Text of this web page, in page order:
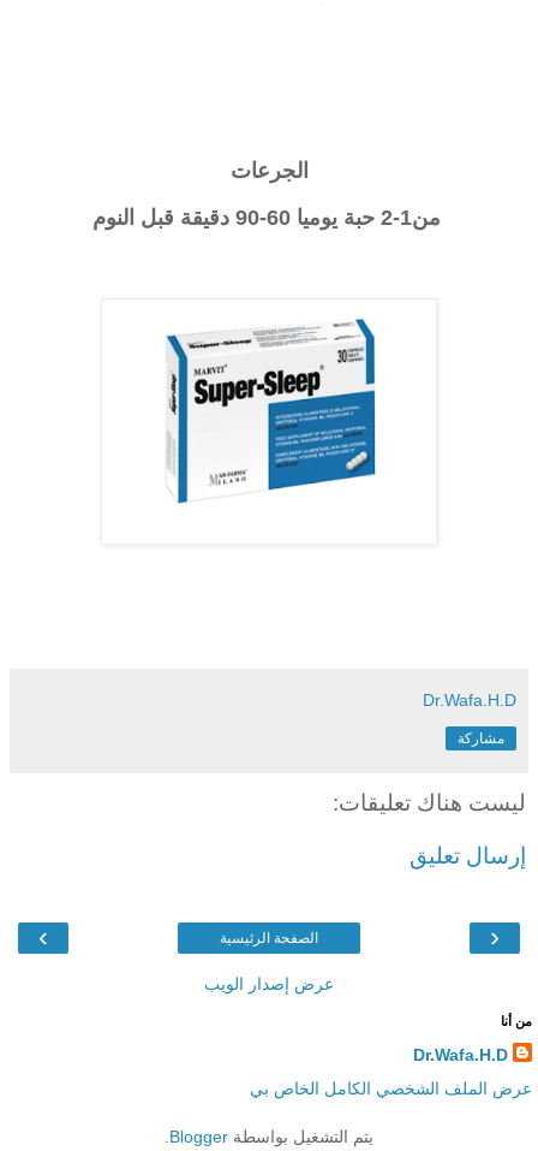
الجرعات
من1-2 حبة يوميا 60-90 دقيقة قبل النوم
Dr.Wafa.H.D
مشاركة
ليست هناك تعليقات:
إرسال تعليق
‹
› الصفحة الرئيسية
عرض إصدار الويب
من أنا
Dr.Wafa.H.D
عرض الملف الشخصي الكامل الخاص بي
يتم التشغيل بواسطة Blogger